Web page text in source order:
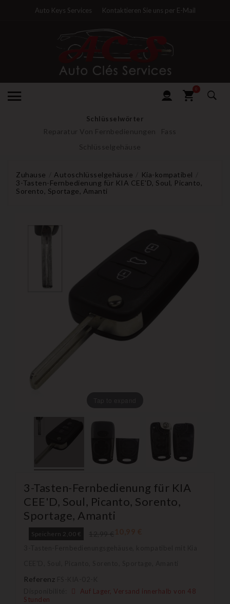
Auto Keys Services Kontaktieren Sie uns per E-Mail
0
Schlüsselwörter
Reparatur Von Fernbedienungen
Fass
Schlüsselgehäuse
Zuhause Autoschlüsselgehäuse
Kia-kompatibel
3-Tasten-Fernbedienung für KIA CEE'D, Soul, Picanto,
Sorento, Sportage, Amanti
3-Tasten-Fernbedienung für KIA
CEE'D, Soul, Picanto, Sorento,
Sportage, Amanti
Speichern 2,00 €
Referenz
Auf Lager, Versand innerhalb von 48
Stunden